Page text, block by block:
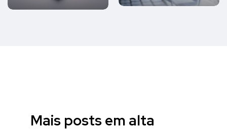
Mais posts em alta